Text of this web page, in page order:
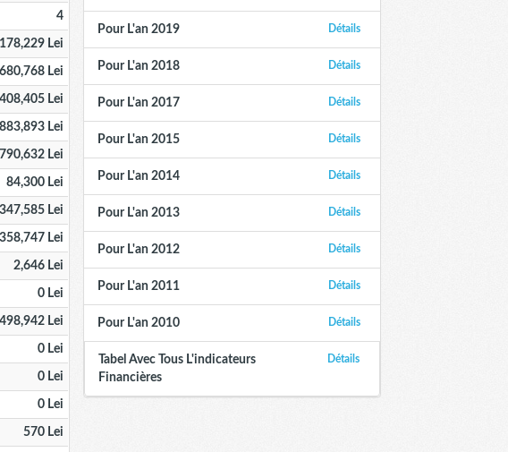
4
Lei
Lei
Lei
883,893 Lei
Lei
84,300 Lei
Lei
Lei
2,646 Lei
0 Lei
Lei
0 Lei
0 Lei
0 Lei
570 Lei
Détails
Pour L'an 2019
Détails
Pour L'an 2018
Détails
Pour L'an 2017
Détails
Pour L'an 2015
Détails
Pour L'an 2014
Détails
Pour L'an 2013
Détails
Pour L'an 2012
Détails
Pour L'an 2011
Détails
Pour L'an 2010
Détails
Tabel Avec Tous L'indicateurs
Financières